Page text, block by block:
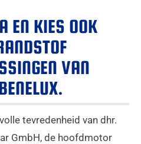
EN KIES OOK
VAN
tevredenheid van dhr.
GmbH, de hoofdmotor